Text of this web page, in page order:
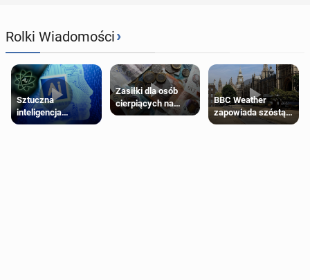
Rolki Wiadomości›
Sztuczna
inteligencja
próbowała oszukać
Zasiłki dla osób
cierpiących na
schorzenia
BBC Weather
zapowiada szóstą
falę upałów w